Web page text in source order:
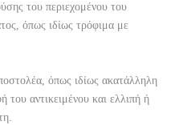
του περιεχομένου του
όπως ιδίως τρόφιμα με
όπως ιδίως ακατάλληλη
αντικειμένου και ελλιπή ή